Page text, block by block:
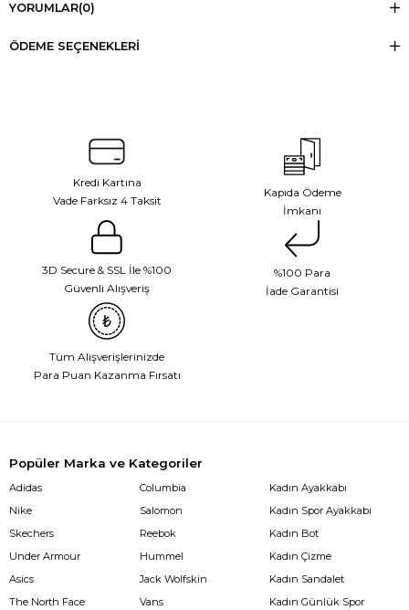
YORUMLAR(0)
ÖDEME SEÇENEKLERI
Kredi Kartına
Vade Farksız 4 Taksit
Kapıda Ödeme
İmkanı
3D Secure & SSL İle %100
Güvenli Alışveriş
%100 Para
İade Garantisi
Tüm Alışverişlerinizde
Para Puan Kazanma Fırsatı
Popüler Marka ve Kategoriler
Adidas
Nike
Skechers
Under Armour
Asics
The North Face
Columbia
Salomon
Reebok
Hummel
Jack Wolfskin
Vans
Kadın Ayakkabı
Kadın Spor Ayakkabı
Kadın Bot
Kadın Çizme
Kadın Sandalet
Kadın Günlük Spor